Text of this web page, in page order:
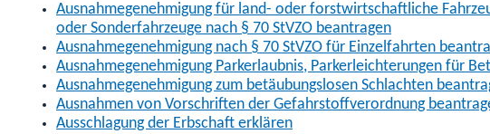
Ausnahmegenehmigung für land- oder forstwirtschaftliche
oder Sonderfahrzeuge nach § 70 StVZO beantragen
Ausnahmegenehmigung nach § 70 StVZO für Einzelfahrten
Ausnahmegenehmigung Parkerlaubnis, Parkerleichterungen für
Ausnahmegenehmigung zum betäubungslosen Schlachten
Ausnahmen von Vorschriften der Gefahrstoffverordnung
Ausschlagung der Erbschaft erklären